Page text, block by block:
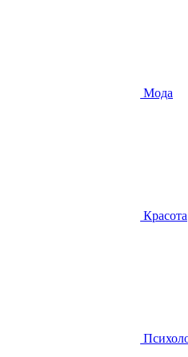
Мода
Красота